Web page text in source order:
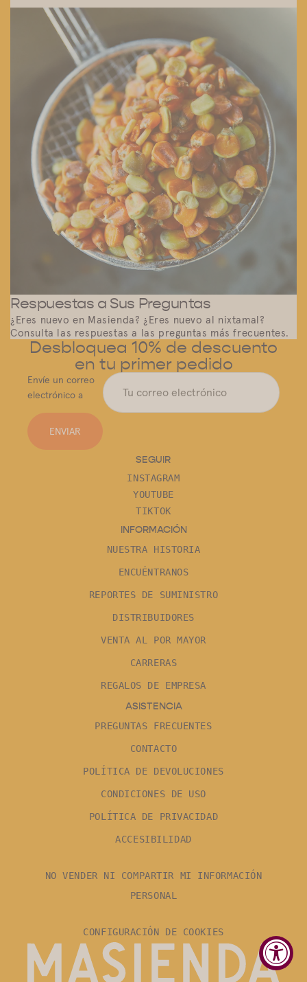
Respuestas a Sus Preguntas
¿Eres nuevo en Masienda? ¿Eres nuevo al nixtamal?
Consulta las respuestas a las preguntas más frecuentes.
Desbloquea 10% de descuento
en tu primer pedido
Envíe un correo
electrónico a
ENVIAR
SEGUIR
INSTAGRAM
YOUTUBE
TIKTOK
INFORMACIÓN
NUESTRA HISTORIA
ENCUÉNTRANOS
REPORTES DE SUMINISTRO
DISTRIBUIDORES
VENTA AL POR MAYOR
CARRERAS
REGALOS DE EMPRESA
ASISTENCIA
PREGUNTAS FRECUENTES
CONTACTO
POLÍTICA DE DEVOLUCIONES
CONDICIONES DE USO
POLÍTICA DE PRIVACIDAD
ACCESIBILIDAD
NO VENDER NI COMPARTIR MI INFORMACIÓN
PERSONAL
CONFIGURACIÓN DE COOKIES